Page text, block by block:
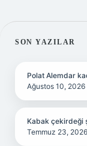
SON YAZILAR
Polat Alemdar
Ağustos 10, 2026
Kabak çekirdeği
Temmuz 23, 2026